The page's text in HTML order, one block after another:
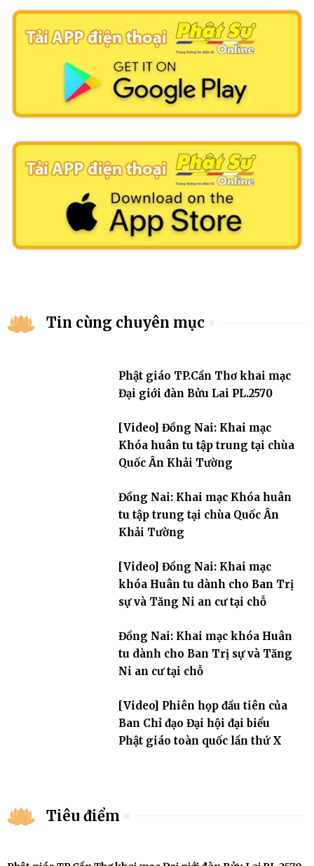
Tin cùng chuyên mục
Phật giáo TP.Cần Thơ khai mạc
Đại giới đàn Bửu Lai PL.2570
[Video] Đồng Nai: Khai mạc
Khóa huân tu tập trung tại chùa
Quốc Ân Khải Tường
Đồng Nai: Khai mạc Khóa huân
tu tập trung tại chùa Quốc Ân
Khải Tường
[Video] Đồng Nai: Khai mạc
khóa Huân tu dành cho Ban Trị
sự và Tăng Ni an cư tại chỗ
Đồng Nai: Khai mạc khóa Huân
tu dành cho Ban Trị sự và Tăng
Ni an cư tại chỗ
[Video] Phiên họp đầu tiên của
Ban Chỉ đạo Đại hội đại biểu
Phật giáo toàn quốc lần thứ X
Tiêu điểm